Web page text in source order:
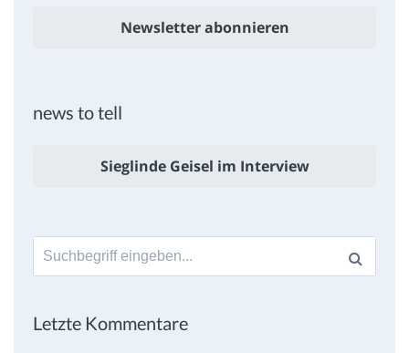
Newsletter abonnieren
news to tell
Sieglinde Geisel im Interview
Suche
nach:
Letzte Kommentare